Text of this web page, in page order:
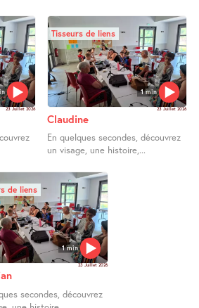
23 Juillet 2026
1 min
Tisseurs de liens
23 Juillet 2026
Claudine
En quelques secondes, découvrez
un visage, une histoire,...
1 min
de liens
23 Juillet 2026
secondes, découvrez